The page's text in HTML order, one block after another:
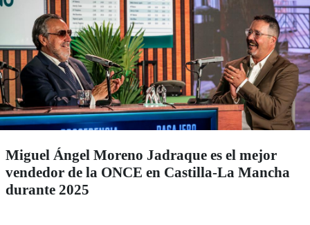
Miguel Ángel Moreno Jadraque es el mejor
vendedor de la ONCE en Castilla-La Mancha
durante 2025